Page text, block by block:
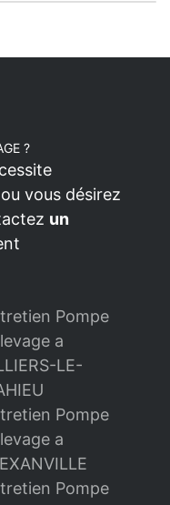
?
ou vous désirez
un
Pompe
a
LE-
Pompe
a
Pompe